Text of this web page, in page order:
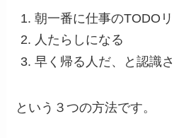
朝一番に仕事のTODO
人たらしになる
早く帰る人だ、と認識
という３つの方法です。